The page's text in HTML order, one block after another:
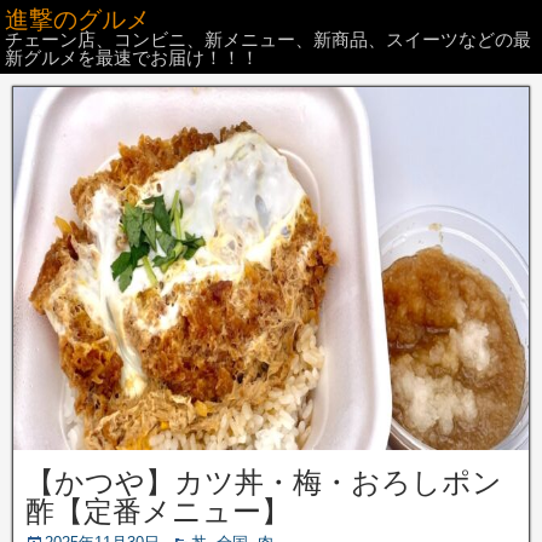
進撃のグルメ
チェーン店、コンビニ、新メニュー、新商品、スイーツなどの最
新グルメを最速でお届け！！！
【かつや】カツ丼・梅・おろしポン
酢【定番メニュー】